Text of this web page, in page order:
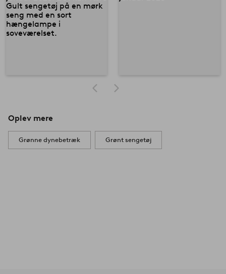
Oplev mere
Grønne dynebetræk Grønt sengetøj